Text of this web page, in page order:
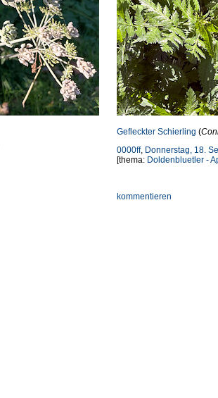
Gefleckter Schierling (
0000ff, Donnerstag, 18.
[thema: Doldenbluetler -
kommentieren